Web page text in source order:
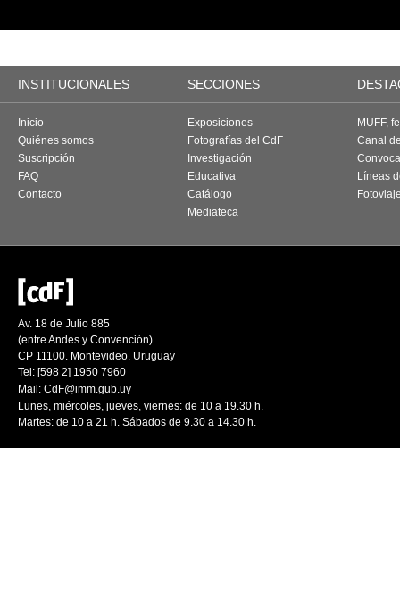
INSTITUCIONALES SECCIONES
Inicio
Quiénes somos
Suscripción
FAQ
Contacto
Exposiciones
Fotografías del CdF
Investigación
Educativa
Catálogo
Mediateca
MUFF,
Canal
Líneas
Av. 18 de Julio 885
(entre Andes y Convención)
CP 11100. Montevideo. Uruguay
Tel: [598 2] 1950 7960
Mail: CdF@imm.gub.uy
Lunes, miércoles, jueves, viernes: de 10 a 19.30 h.
Martes: de 10 a 21 h. Sábados de 9.30 a 14.30 h.